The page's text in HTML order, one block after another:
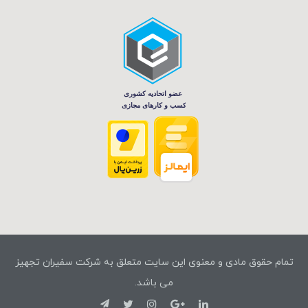
تمام حقوق مادی و معنوی این سایت متعلق به شرکت سفیران تجهیز
می باشد.